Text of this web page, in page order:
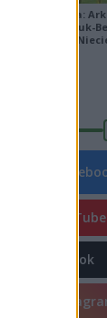
Ekstraklasa:
Gdynia - Bruk-
Termalica
YouTube
TikTok